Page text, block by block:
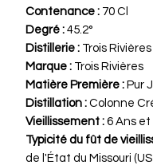
Contenance : 70 Cl
Degré : 45.2°
Distillerie : Trois Rivières
Marque : Trois Rivières
Matière Première : Pur
Distillation : Colonne
Vieillissement : 6 Ans et
Typicité du fût de
de l'État du Missouri